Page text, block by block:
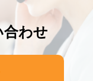
合わせ